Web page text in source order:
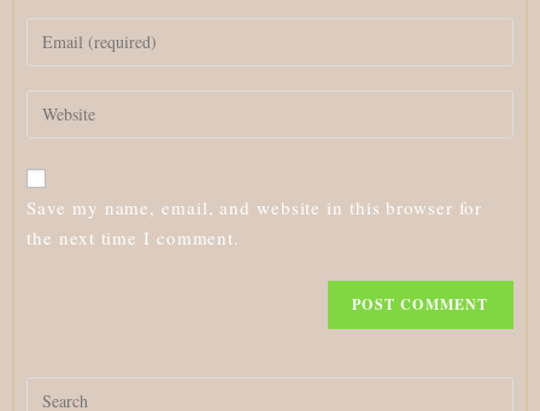
name
or
username
to
comment
Enter
email
address
to
comment
Enter
URL
(optional)
Save my name, email, and website in this browser for
the next time I comment.
Search